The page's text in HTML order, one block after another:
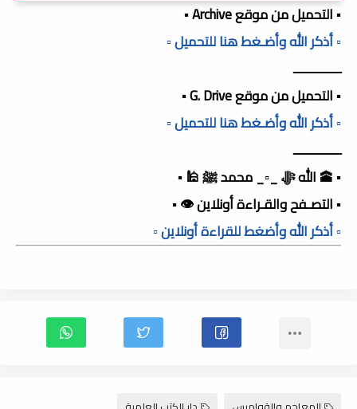
▪️ التحميل من موقع Archive ▪️
▫️ أذكر الله وأضـغط هنا للتحميل ▫️
ـــــــــــــــ
▪️ التحميل من موقع G. Drive ▪️
▫️ أذكر الله وأضـغط هنا للتحميل ▫️
ـــــــــــــــ
▪️ 🕋 الله ﷻ _▫️_ محمد ﷺ 🕌 ▪️
▪️ التصـفح والقـراءة أونلاين 👁️ ▪️
▫️ أذكر الله وأضغط للقراءة أونلاين ▫️